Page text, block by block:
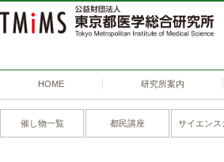
HOME 研究所案内
催し物一覧 都民講座 サイエンス